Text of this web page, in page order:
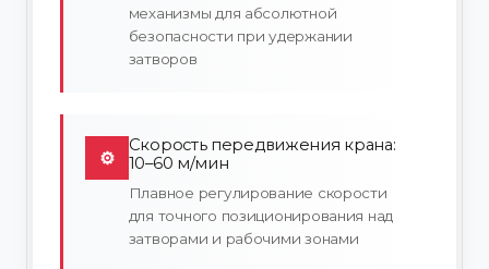
механизмы для абсолютной
безопасности при удержании
затворов
⚙
Скорость передвижения крана:
10–60 м/мин
Плавное регулирование скорости
для точного позиционирования над
затворами и рабочими зонами